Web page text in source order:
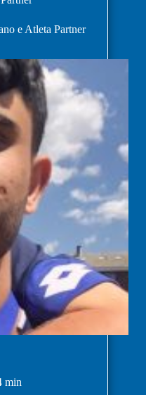
e Atleta Partner
min